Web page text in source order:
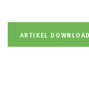
ARTIKEL